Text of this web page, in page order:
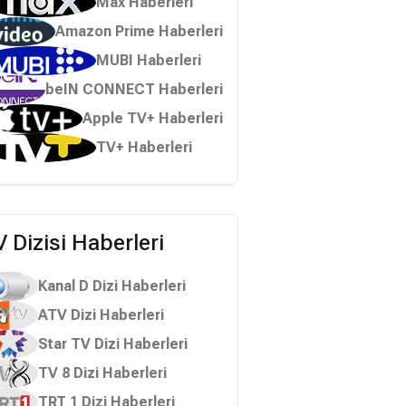
Amazon Prime Haberleri
MUBI Haberleri
beIN CONNECT Haberleri
Apple TV+ Haberleri
TV+ Haberleri
Dizisi Haberleri
Kanal D Dizi Haberleri
ATV Dizi Haberleri
Star TV Dizi Haberleri
TV 8 Dizi Haberleri
TRT 1 Dizi Haberleri